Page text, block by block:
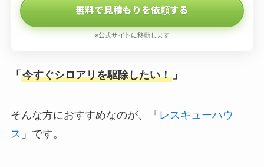
無料で見積もりを依頼する
※公式サイトに移動します
「 今すぐシロアリを駆除したい！」
そんな方におすすめなのが、「 レスキューハウ
ス 」です。